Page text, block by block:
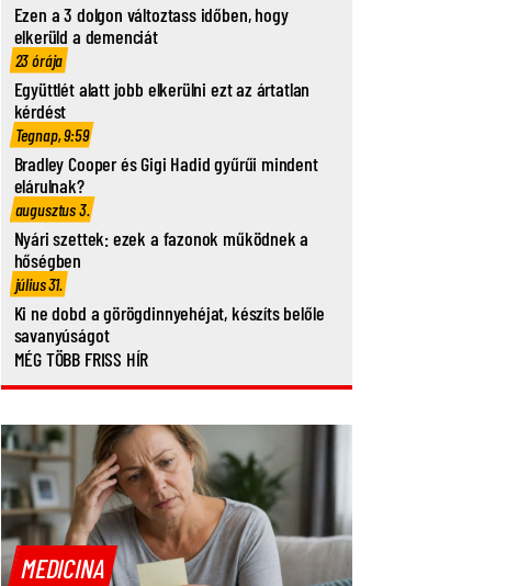
Ezen a 3 dolgon változtass időben, hogy
elkerüld a demenciát
23 órája
Együttlét alatt jobb elkerülni ezt az ártatlan
kérdést
Tegnap, 9:59
Bradley Cooper és Gigi Hadid gyűrűi mindent
elárulnak?
augusztus 3.
Nyári szettek: ezek a fazonok működnek a
hőségben
július 31.
Ki ne dobd a görögdinnyehéjat, készíts belőle
savanyúságot
MÉG TÖBB FRISS HÍR
MEDICINA